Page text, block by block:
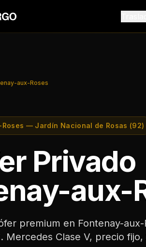
aux-Roses
— Jardín Nacional de Rosas (92)
Privado
aux-
premium en Fontenay-aux-
Mercedes Clase V, precio fijo,